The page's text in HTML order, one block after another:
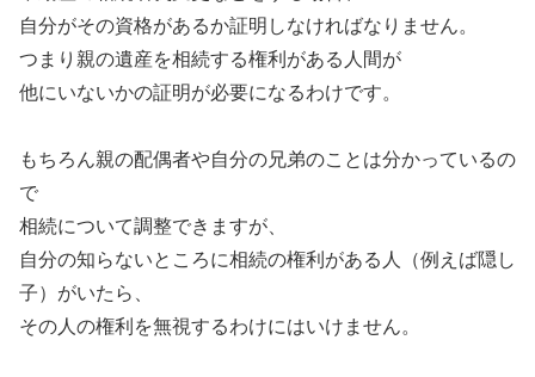
自分がその資格があるか証明しなければなりません。
つまり親の遺産を相続する権利がある人間が
他にいないかの証明が必要になるわけです。
もちろん親の配偶者や自分の兄弟のことは分かっているの
で
相続について調整できますが、
自分の知らないところに相続の権利がある人（例えば隠し
子）がいたら、
その人の権利を無視するわけにはいけません。